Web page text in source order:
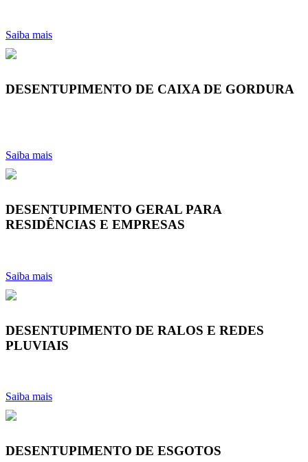
Saiba mais
DESENTUPIMENTO DE CAIXA DE GORDURA
Saiba mais
DESENTUPIMENTO GERAL PARA
RESIDÊNCIAS E EMPRESAS
Saiba mais
DESENTUPIMENTO DE RALOS E REDES
PLUVIAIS
Saiba mais
DESENTUPIMENTO DE ESGOTOS